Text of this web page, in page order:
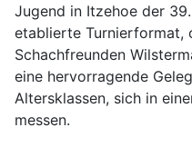
Jugend in Itzehoe der
etablierte Turnierformat,
Schachfreunden
eine hervorragende
Altersklassen, sich in
messen.